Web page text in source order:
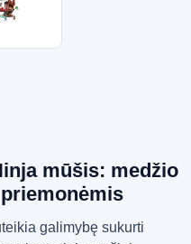
mūšis: medžio
galimybę sukurti